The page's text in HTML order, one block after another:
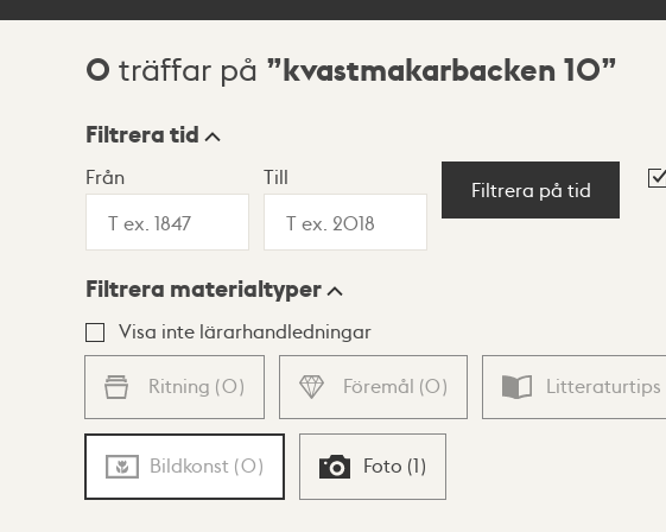
Sökresultat
0 träffar på kvastmakarbacken 10
Visningsläge
Lista Karta
Filtrera tid
Från Till
Filtrera på tid
Filtrera materialtyper
Visa inte lärarhandledningar
Ritning (0) Föremål (0) Litteraturtips
Bildkonst (0) Foto (1)